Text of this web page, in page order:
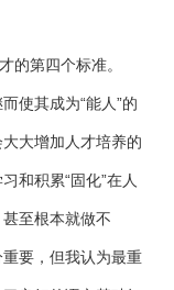
的第四个标准。
使其成为“能人”的
大增加人才培养的
和积累“固化”在人
至根本就做不
要，但我认为最重